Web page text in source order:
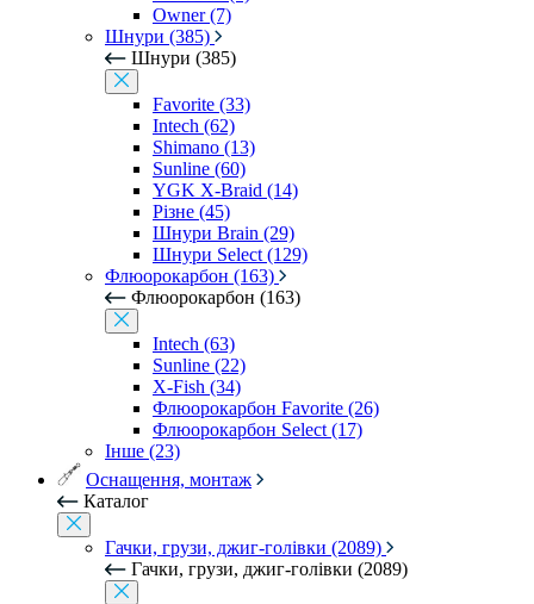
Owner (7)
Шнури (385)
Шнури (385)
Favorite (33)
Intech (62)
Shimano (13)
Sunline (60)
YGK X-Braid (14)
Різне (45)
Шнури Brain (29)
Шнури Select (129)
Флюорокарбон (163)
Флюорокарбон (163)
Intech (63)
Sunline (22)
X-Fish (34)
Флюорокарбон Favorite (26)
Флюорокарбон Select (17)
Інше (23)
Оснащення, монтаж
Каталог
Гачки, грузи, джиг-голівки (2089)
Гачки, грузи, джиг-голівки (2089)